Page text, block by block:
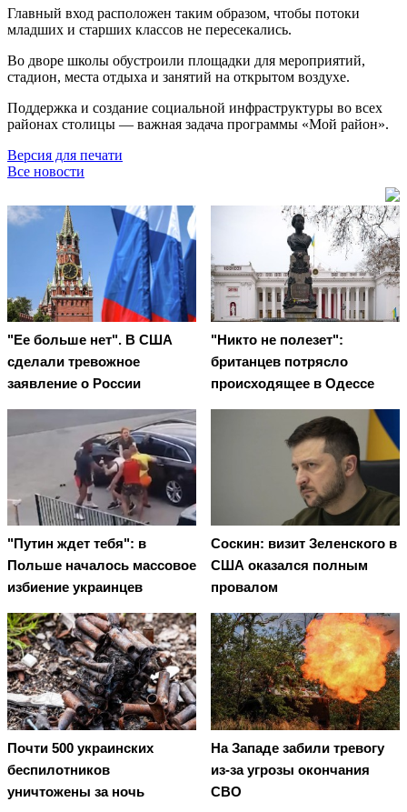
Главный вход расположен таким образом, чтобы потоки
младших и старших классов не пересекались.
Во дворе школы обустроили площадки для мероприятий,
стадион, места отдыха и занятий на открытом воздухе.
Поддержка и создание социальной инфраструктуры во всех
районах столицы — важная задача программы «Мой район».
Версия для печати
Все новости
"Ее больше нет". В США
сделали тревожное
заявление о России
"Никто не полезет":
британцев потрясло
происходящее в Одессе
"Путин ждет тебя": в
Польше началось массовое
избиение украинцев
Соскин: визит Зеленского в
США оказался полным
провалом
Почти 500 украинских
беспилотников
уничтожены за ночь
На Западе забили тревогу
из-за угрозы окончания
СВО